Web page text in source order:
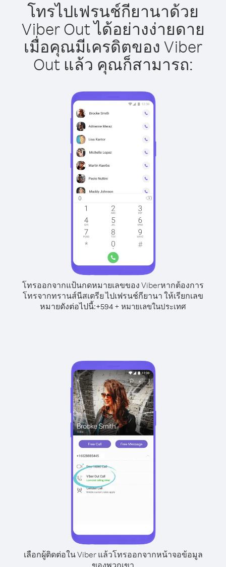
โทรไปเฟรนช์กียานาด้วย
Viber Out ได้อย่างง่ายดาย
เมื่อคุณมีเครดิตของ Viber
Out แล้ว คุณก็สามารถ:
โทรออกจากแป้นกดหมายเลขของ Viberหากต้องการ
โทรจากทรานส์นีสเตรีย ไปเฟรนช์กียานา ให้เรียกเลข
หมายดังต่อไปนี้:+594 + หมายเลขในประเทศ
เลือกผู้ติดต่อใน Viber แล้วโทรออกจากหน้าจอข้อมูล
ของพวกเขา